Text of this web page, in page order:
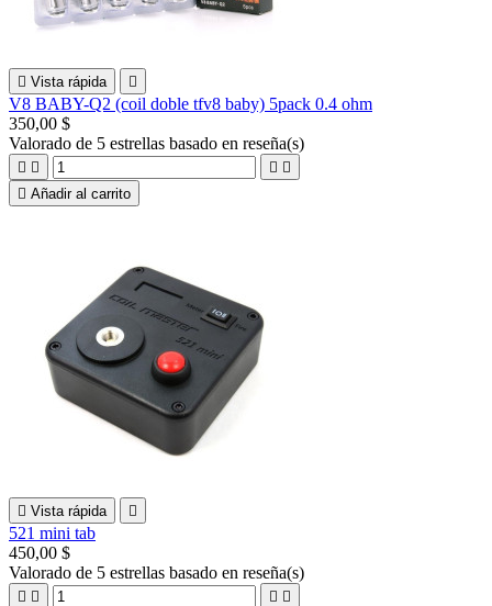
 Vista rápida 
V8 BABY-Q2 (coil doble tfv8 baby) 5pack 0.4 ohm
350,00 $
Valorado de 5 estrellas basado en reseña(s)
   
 Añadir al carrito
 Vista rápida 
521 mini tab
450,00 $
Valorado de 5 estrellas basado en reseña(s)
   